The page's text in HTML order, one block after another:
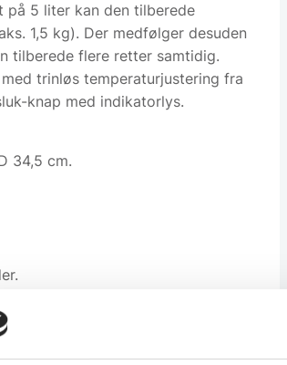
på 5 liter kan den tilberede
1,5 kg). Der medfølger desuden
tilberede flere retter samtidig.
trinløs temperaturjustering fra
knap med indikatorlys.
34,5 cm.
mindre.